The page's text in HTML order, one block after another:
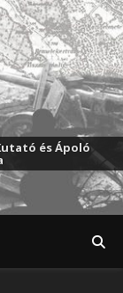
és Ápoló